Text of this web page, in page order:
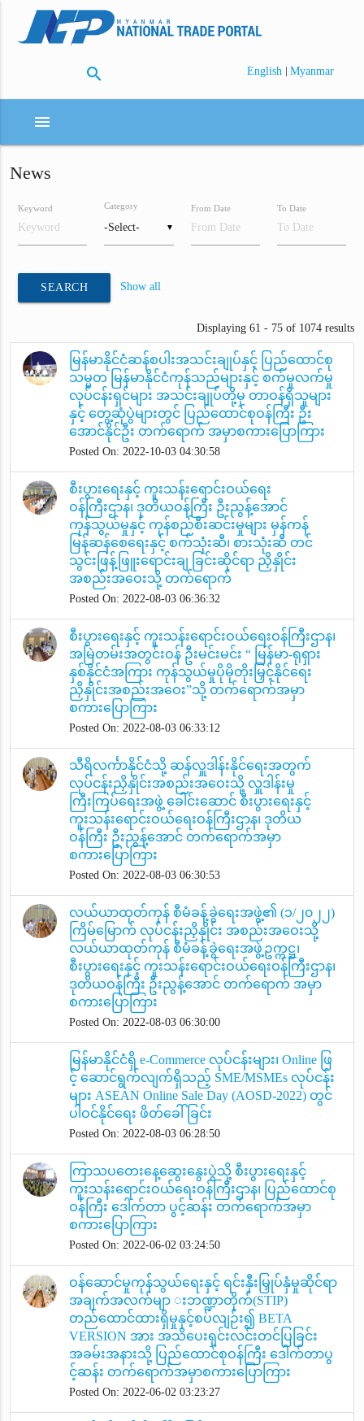
search English | Myanmar
menu
News
Keyword
▼
Category From Date To Date
SEARCH Show all
Displaying 61 - 75 of 1074 results
မြန်မာနိုင်ငံဆန်စပါးအသင်းချုပ်နှင့် ပြည်ထောင်စု
သမ္မတ မြန်မာနိုင်ငံကုန်သည်များနှင့် စက်မှုလက်မှု
လုပ်ငန်းရှင်များ အသင်းချုပ်တို့မှ တာဝန်ရှိသူများ
နှင့် တွေ့ဆုံပွဲများတွင် ပြည်ထောင်စုဝန်ကြီး ဦး
အောင်နိုင်ဦး တက်ရောက် အမှာစကားပြောကြား
Posted On: 2022-10-03 04:30:58
စီးပွားရေးနှင့် ကူးသန်းရောင်းဝယ်ရေး
ဝန်ကြီးဌာန၊ ဒုတိယဝန်ကြီး ဦးညွန့်အောင်
ကုန်သွယ်မှုနှင့် ကုန်စည်စီးဆင်းမှုများ မှန်ကန်
မြန်ဆန်စေရေးနှင့် စက်သုံးဆီ၊ စားသုံးဆီ တင်
သွင်းဖြန့်ဖြူးရောင်းချ ခြင်းဆိုင်ရာ ညှိနှိုင်း
အစည်းအဝေးသို့ တက်ရောက်
Posted On: 2022-08-03 06:36:32
စီးပွားရေးနှင့် ကူးသန်းရောင်းဝယ်ရေးဝန်ကြီးဌာန၊
အမြဲတမ်းအတွင်းဝန် ဦးမင်းမင်း “ မြန်မာ-ရုရှား
နှစ်နိုင်ငံအကြား ကုန်သွယ်မှုပိုမိုတိုးမြှင့်နိုင်ရေး
ညှိနှိုင်းအစည်းအဝေး”သို့ တက်ရောက်အမှာ
စကားပြောကြား
Posted On: 2022-08-03 06:33:12
သီရိလင်္ကာနိုင်ငံသို့ ဆန်လှူဒါန်းနိုင်ရေးအတွက်
လုပ်ငန်းညှိနှိုင်းအစည်းအဝေးသို့ လှူဒါန်းမှု
ကြီးကြပ်ရေးအဖွဲ့ ခေါင်းဆောင် စီးပွားရေးနှင့်
ကူးသန်းရောင်းဝယ်ရေးဝန်ကြီးဌာန၊ ဒုတိယ
ဝန်ကြီး ဦးညွန့်အောင် တက်ရောက်အမှာ
စကားပြောကြား
Posted On: 2022-08-03 06:30:53
လယ်ယာထုတ်ကုန် စီမံခန့်ခွဲရေးအဖွဲ့၏ (၁/၂၀၂၂)
ကြိမ်မြောက် လုပ်ငန်းညှိနှိုင်း အစည်းအဝေးသို့
လယ်ယာထုတ်ကုန် စီမံခန့်ခွဲရေးအဖွဲ့ဥက္ကဋ္ဌ၊
စီးပွားရေးနှင့် ကူးသန်းရောင်းဝယ်ရေးဝန်ကြီးဌာန၊
ဒုတိယဝန်ကြီး ဦးညွန့်အောင် တက်ရောက် အမှာ
စကားပြောကြား
Posted On: 2022-08-03 06:30:00
မြန်မာနိုင်ငံရှိ e-Commerce လုပ်ငန်းများ၊ Online ဖြ
င့် ဆောင်ရွက်လျက်ရှိသည့် SME/MSMEs လုပ်ငန်း
များ ASEAN Online Sale Day (AOSD-2022) တွင်
ပါဝင်နိုင်ရေး ဖိတ်ခေါ်ခြင်း
Posted On: 2022-08-03 06:28:50
ကြာသပတေးနေ့ဆွေးနွေးပွဲသို့ စီးပွားရေးနှင့်
ကူးသန်းရောင်းဝယ်ရေးဝန်ကြီးဌာန၊ ပြည်ထောင်စု
ဝန်ကြီး ဒေါက်တာ ပွင့်ဆန်း တက်ရောက်အမှာ
စကားပြောကြား
Posted On: 2022-06-02 03:24:50
ဝန်ဆောင်မှုကုန်သွယ်ရေးနှင့် ရင်းနှီးမြှုပ်နှံမှုဆိုင်ရာ
အချက်အလက်မျာ းဘဏ္ဍာတိုက်(STIP)
တည်ထောင်ထားရှိမှုနှင့်စပ်လျဉ်း၍ BETA
VERSION အား အသိပေးရှင်းလင်းတင်ပြခြင်း
အခမ်းအနားသို့ ပြည်ထောင်စုဝန်ကြီး ဒေါက်တာပွ
င့်ဆန်း တက်ရောက်အမှာစကားပြောကြား
Posted On: 2022-06-02 03:23:27